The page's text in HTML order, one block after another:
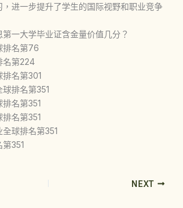
进一步提升了学生的国际视野和职业竞争
一大学毕业证含金量价值几分？
排名第76
名第224
名第301
排名第351
名第351
名第351
球排名第351
351
NEXT